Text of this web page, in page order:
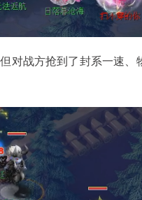
战方抢到了封系一速、